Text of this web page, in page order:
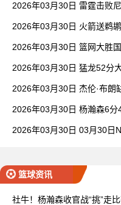
2026年03月30日 雷霆击败
2026年03月30日 火箭送鹈
2026年03月30日 篮网大胜
2026年03月30日 猛龙52分
2026年03月30日 杰伦·布朗
2026年03月30日 杨瀚森6分
2026年03月30日 03月30日
篮球资讯
社牛！杨瀚森收官战“挑”走